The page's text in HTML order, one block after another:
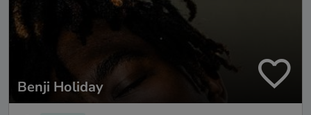
Benji Holiday